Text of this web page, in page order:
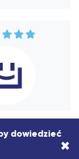
dowiedzieć
×